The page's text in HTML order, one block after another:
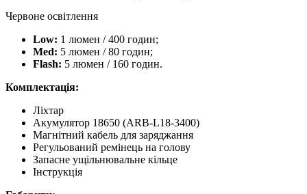
Червоне освітлення
Low: 1 люмен / 400 годин;
Med: 5 люмен / 80 годин;
Flash: 5 люмен / 160 годин.
Комплектація:
Ліхтар
Акумулятор 18650 (ARB-L18-3400)
Магнітний кабель для заряджання
Регульований ремінець на голову
Запасне ущільнювальне кільце
Інструкція